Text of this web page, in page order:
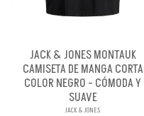
JACK & JONES MONTAUK
CAMISETA DE MANGA CORTA
COLOR NEGRO - CÓMODA Y
SUAVE
JACK & JONES